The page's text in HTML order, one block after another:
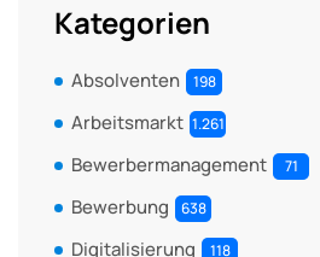
Kategorien
Absolventen 198
Arbeitsmarkt 1.261
Bewerbermanagement 71
Bewerbung 638
Digitalisierung 118